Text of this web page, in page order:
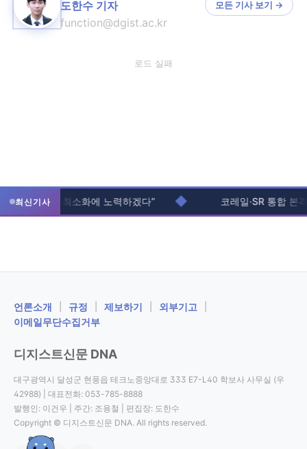
도한수 기자
function@dgist.ac.kr
모든 기사 보기 →
로드 실패
최신기사
불편 최소화에 노력하겠다” ◆ 코레일·SR 통합 본격화
ㅤ언론소개 규정 제보하기 외부기고
이메일무단수집거부
디지스트신문 DNA
대구광역시 달성군 현풍읍 테크노중앙대로 333 E7-L40 학보사 사무실 (우
42988) | 대표전화: 053-785-8888
발행인: 이건우 | 주간: 조용철 | 편집장: 도한수
Copyright © 디지스트신문 DNA. All rights reserved.